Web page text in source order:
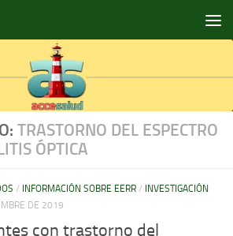
TRASTORNO DEL ESPECTRO
ÓPTICA
/ INFORMACIÓN SOBRE EERR /
INVESTIGACIÓN
DE 2019
con trastorno del